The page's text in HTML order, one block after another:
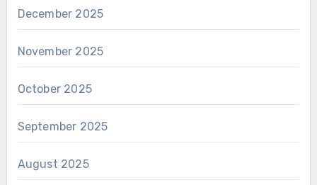
December 2025
November 2025
October 2025
September 2025
August 2025